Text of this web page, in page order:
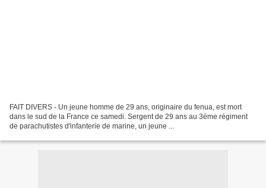
FAIT DIVERS - Un jeune homme de 29 ans, originaire du fenua, est mort
dans le sud de la France ce samedi. Sergent de 29 ans au 3ème régiment
de parachutistes d'infanterie de marine, un jeune ...